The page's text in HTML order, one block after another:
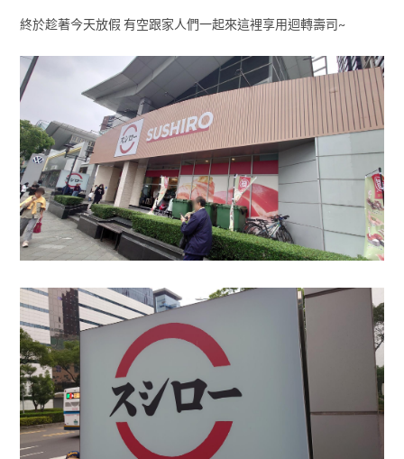
終於趁著今天放假 有空跟家人們一起來這裡享用迴轉壽司~